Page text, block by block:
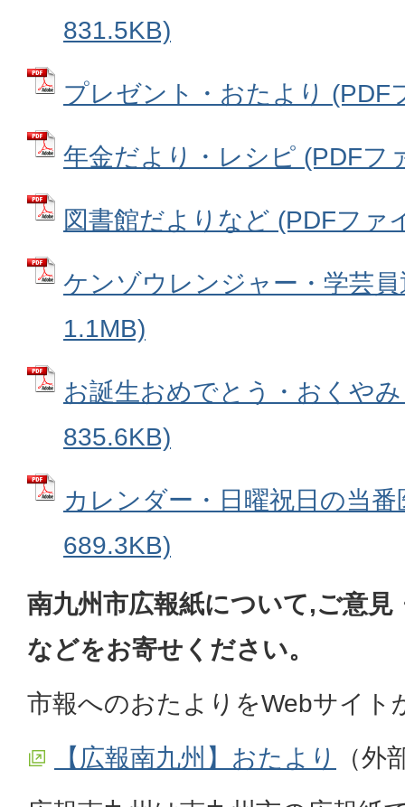
831.5KB)
プレゼント・おたより (PDF
年金だより・レシピ (PDFフ
図書館だよりなど (PDFファ
ケンゾウレンジャー・学芸
1.1MB)
お誕生おめでとう・おくや
835.6KB)
カレンダー・日曜祝日の当
689.3KB)
南九州市広報紙について,ご意見
などをお寄せください。
市報へのおたよりをWebサイト
【広報南九州】おたより
（外